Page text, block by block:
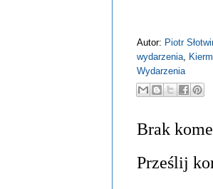
Autor: Piotr
wydarzenia
Wydarzenia
Brak
Prześlij